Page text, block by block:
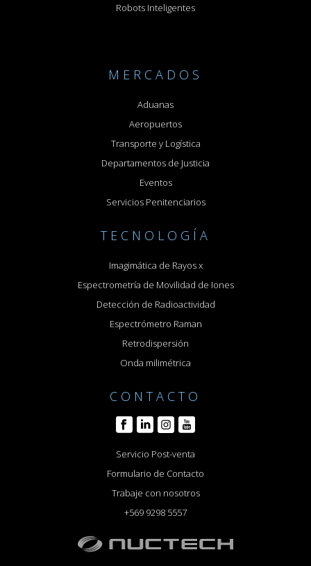
Robots Inteligentes
MERCADOS
Aduanas
Aeropuertos
Transporte y Logística
Departamentos de Justicia
Eventos
Servicios Penitenciarios
TECNOLOGÍA
Imagimática de Rayos x
Espectrometría de Movilidad de Iones
Detección de Radioactividad
Espectrómetro Raman
Retrodispersión
Onda milimétrica
CONTACTO
Servicio Post-venta
Formulario de Contacto
Trabaje con nosotros
+569 9298 5557